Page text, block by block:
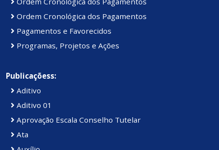
Ordem Cronológica dos Pagamentos
Pagamentos e Favorecidos
Programas, Projetos e Ações
Publicaçõess:
Aditivo
Aditivo 01
Aprovação Escala Conselho Tutelar
Ata